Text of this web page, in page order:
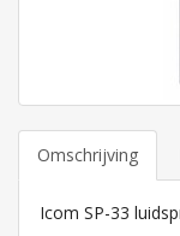
Omschrijving
Icom SP-33